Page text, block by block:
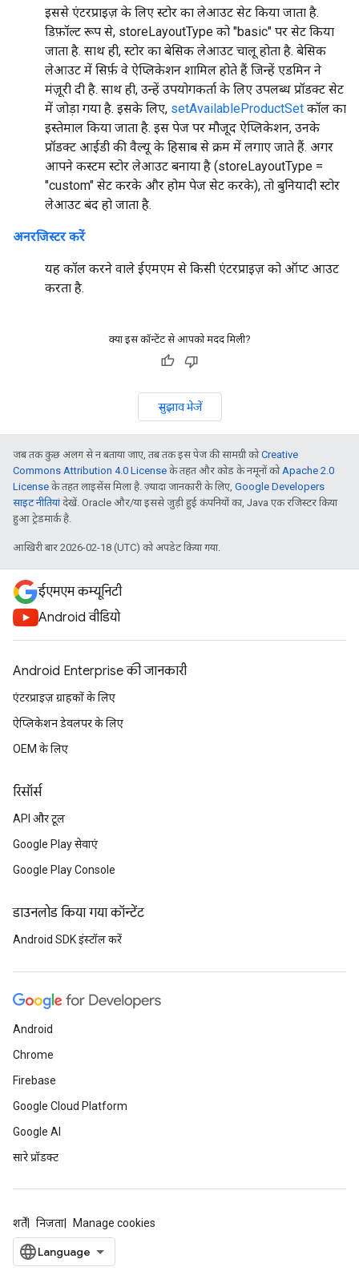
इससे एंटरप्राइज़ के लिए स्टोर का लेआउट सेट किया जाता है.
डिफ़ॉल्ट रूप से, storeLayoutType को "basic" पर सेट किया
जाता है. साथ ही, स्टोर का बेसिक लेआउट चालू होता है. बेसिक
लेआउट में सिर्फ़ वे ऐप्लिकेशन शामिल होते हैं जिन्हें एडमिन ने
मंज़ूरी दी है. साथ ही, उन्हें उपयोगकर्ता के लिए उपलब्ध प्रॉडक्ट सेट
में जोड़ा गया है. इसके लिए, setAvailableProductSet कॉल का
इस्तेमाल किया जाता है. इस पेज पर मौजूद ऐप्लिकेशन, उनके
प्रॉडक्ट आईडी की वैल्यू के हिसाब से क्रम में लगाए जाते हैं. अगर
आपने कस्टम स्टोर लेआउट बनाया है (storeLayoutType =
"custom" सेट करके और होम पेज सेट करके), तो बुनियादी स्टोर
लेआउट बंद हो जाता है.
अनरजिस्टर करें
यह कॉल करने वाले ईएमएम से किसी एंटरप्राइज़ को ऑप्ट आउट
करता है.
क्या इस कॉन्टेंट से आपको मदद मिली?
सुझाव भेजें
जब तक कुछ अलग से न बताया जाए, तब तक इस पेज की सामग्री कोCreative
Commons Attribution 4.0 License के तहत और कोड के नमूनों कोApache 2.0
License के तहत लाइसेंस मिला है. ज़्यादा जानकारी के लिए, Google Developers
साइट नीतियांदेखें. Oracle और/या इससे जुड़ी हुई कंपनियों का, Java एक रजिस्टर किया
हुआ ट्रेडमार्क है.
आखिरी बार 2026-02-18 (UTC) को अपडेट किया गया.
ईएमएम कम्यूनिटी
Android वीडियो
Android Enterprise की जानकारी
एंटरप्राइज़ ग्राहकों के लिए
ऐप्लिकेशन डेवलपर के लिए
OEM के लिए
रिसॉर्स
API और टूल
Google Play सेवाएं
Google Play Console
डाउनलोड किया गया कॉन्टेंट
Android SDK इंस्टॉल करें
Android
Chrome
Firebase
Google Cloud Platform
Google AI
सारे प्रॉडक्ट
शर्तें निजता Manage cookies